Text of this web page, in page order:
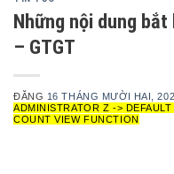
Những nội dung
– GTGT
ĐĂNG 16 THÁNG MƯỜI HAI,
ADMINISTRATOR Z ->
COUNT VIEW FUNCTION